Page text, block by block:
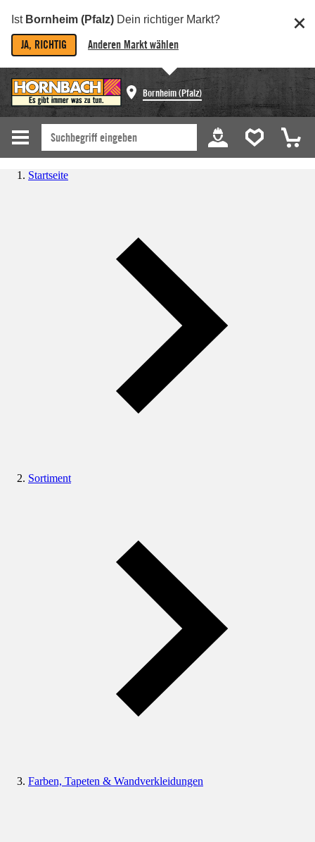
Ist Bornheim (Pfalz) Dein richtiger Markt?
JA, RICHTIG Anderen Markt wählen
Bornheim (Pfalz)
Startseite
Sortiment
Farben, Tapeten & Wandverkleidungen